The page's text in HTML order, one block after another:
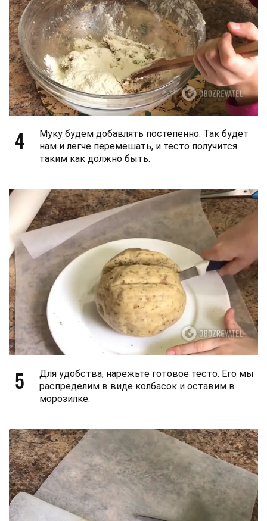
4
Муку будем добавлять постепенно. Так будет
нам и легче перемешать, и тесто получится
таким как должно быть.
5
Для удобства, нарежьте готовое тесто. Его мы
распределим в виде колбасок и оставим в
морозилке.